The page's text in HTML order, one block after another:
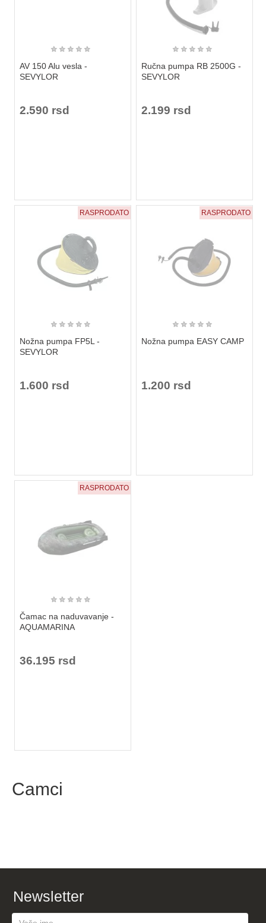
★ ★ ★ ★ ★
AV 150 Alu vesla -
SEVYLOR
2.590 rsd
★ ★ ★ ★ ★
Ručna pumpa RB 2500G -
SEVYLOR
2.199 rsd
RASPRODATO
★ ★ ★ ★ ★
Nožna pumpa FP5L -
SEVYLOR
1.600 rsd
RASPRODATO
★ ★ ★ ★ ★
Nožna pumpa EASY CAMP
1.200 rsd
RASPRODATO
★ ★ ★ ★ ★
Čamac na naduvavanje -
AQUAMARINA
36.195 rsd
Camci
Newsletter